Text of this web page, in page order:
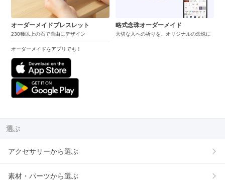
オーダーメイドブレスレット
230種以上の石で自由にデザイン
オーダーメイドをアプリでも！
略式念珠オーダーメイド
大切な人への祈りを、オリジナルの念珠に
選ぶ
アクセサリーから選ぶ
素材・パーツから選ぶ